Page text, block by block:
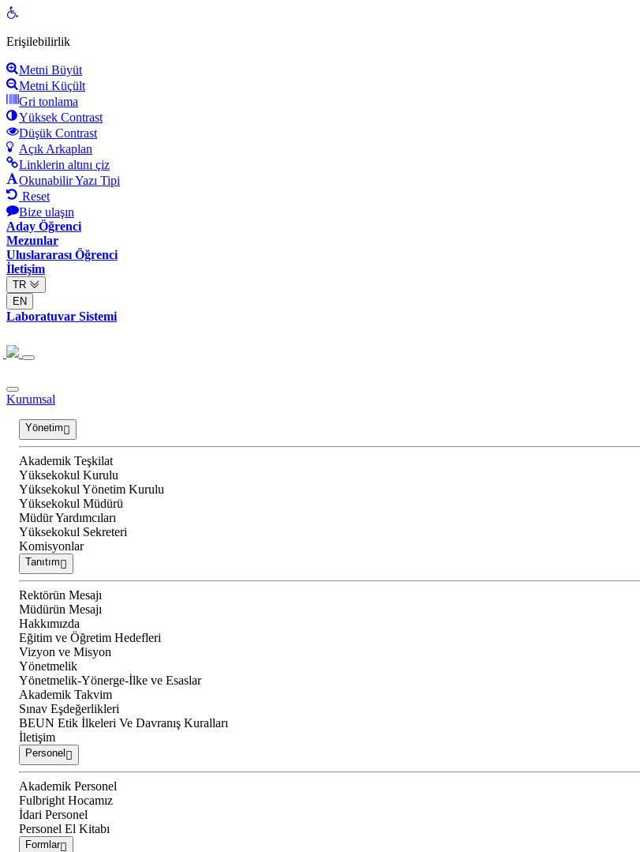
Open
Erişilebilirlik
Metni Büyüt
Metni Küçült
Gri tonlama
Yüksek Contrast
Düşük Contrast
Açık Arkaplan
Linklerin altını çiz
Okunabilir Yazı Tipi
Reset
Bize ulaşın
Aday Öğrenci
Mezunlar
Uluslararası Öğrenci
İletişim
TR
EN
Laboratuvar Sistemi
Kurumsal
Yönetim
Akademik Teşkilat
Yüksekokul Kurulu
Yüksekokul Yönetim Kurulu
Yüksekokul Müdürü
Müdür Yardımcıları
Yüksekokul Sekreteri
Komisyonlar
Tanıtım
Rektörün Mesajı
Müdürün Mesajı
Hakkımızda
Eğitim ve Öğretim Hedefleri
Vizyon ve Misyon
Yönetmelik
Yönetmelik-Yönerge-İlke ve Esaslar
Akademik Takvim
Sınav Eşdeğerlikleri
BEUN Etik İlkeleri Ve Davranış Kuralları
İletişim
Personel
Akademik Personel
Fulbright Hocamız
İdari Personel
Personel El Kitabı
Formlar